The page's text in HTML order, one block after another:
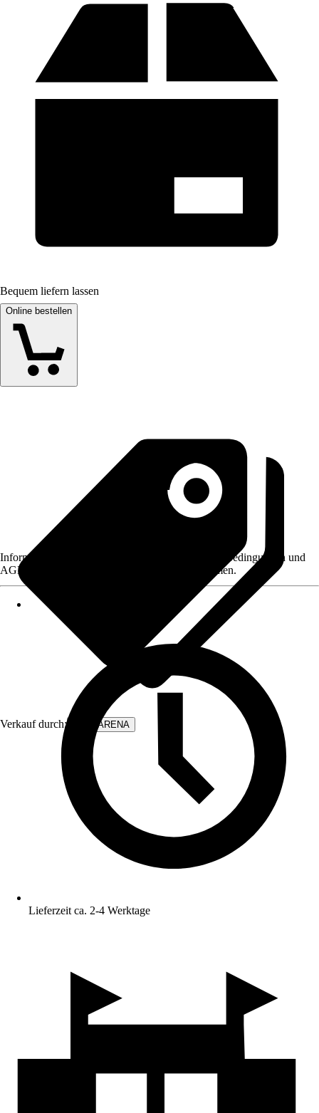
Bequem liefern lassen
Online bestellen
Verkauf durch: WALLARENA
Informationen des Verkäufers, wie z. B. Rückgabebedingungen und
AGB, finden Sie bei Klick auf den Verkäufernamen.
Lieferzeit ca. 2-4 Werktage